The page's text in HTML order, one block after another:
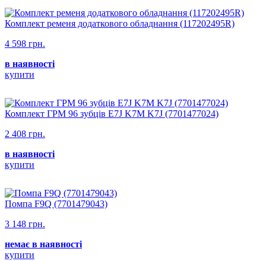
Комплект ременя додаткового обладнання (117202495R)
4 598 грн.
в наявності
купити
Комплект ГРМ 96 зубців E7J K7M K7J (7701477024)
2 408 грн.
в наявності
купити
Помпа F9Q (7701479043)
3 148 грн.
немає в наявності
купити